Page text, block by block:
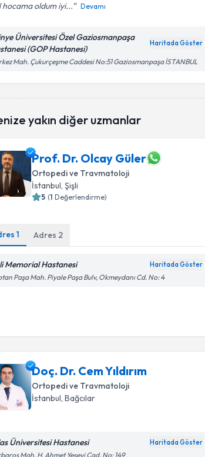
hocama oldum iyi...
Devamı
Üniversitesi Özel Gaziosmanpaşa
(GOP Hastanesi)
Haritada Göster
Mah. Çukurçeşme Caddesi No:51 Gaziosmanpaşa İSTANBUL
yakın diğer uzmanlar
Prof. Dr. Olcay Güler
Ortopedi ve Travmatoloji
İstanbul, Şişli
5 (1 Değerlendirme)
1 Adres 2
Memorial Hastanesi Haritada Göster
Paşa Mah. Piyale Paşa Bulv, Okmeydanı Cd. No: 4
Doç. Dr. Cem Yıldırım
Ortopedi ve Travmatoloji
İstanbul , Bağcılar
Üniversitesi Hastanesi Haritada Göster
Mah, H. Ahmet Yesevi Cad, No: 149